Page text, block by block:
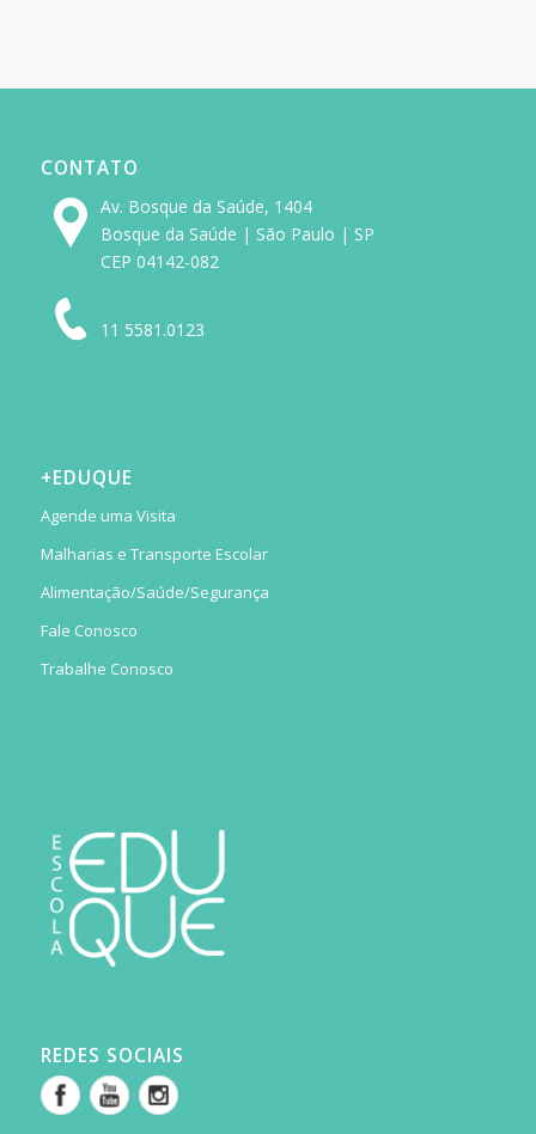
CONTATO
Av. Bosque da Saúde, 1404
Bosque da Saúde | São Paulo | SP
CEP 04142-082
11 5581.0123
+EDUQUE
Agende uma Visita
Malharias e Transporte Escolar
Alimentação/Saúde/Segurança
Fale Conosco
Trabalhe Conosco
REDES SOCIAIS